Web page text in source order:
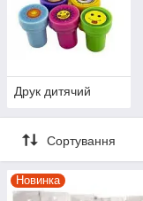
Друк дитячий
Сортування
Новинка